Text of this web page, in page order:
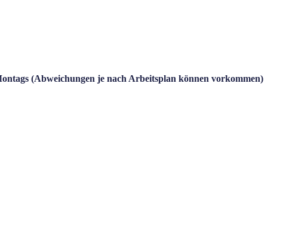
(Abweichungen je nach Arbeitsplan können vorkommen)